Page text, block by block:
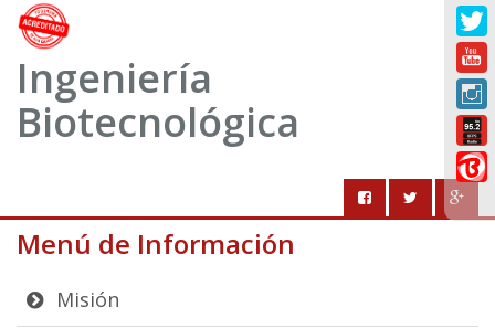
Ingeniería
Biotecnológica
Menú de Información
Misión